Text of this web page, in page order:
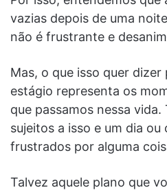
vazias depois de uma
não é frustrante e
Mas, o que isso quer dizer
estágio representa os
que passamos nessa
sujeitos a isso e um dia
frustrados por alguma
Talvez aquele plano que